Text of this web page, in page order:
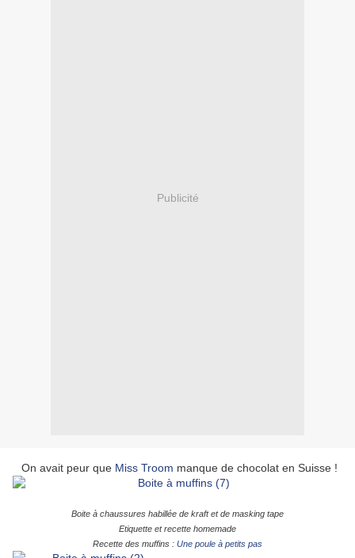
Publicité
On avait peur que Miss Troom manque de chocolat en Suisse !
Boite à chaussures habillée de kraft et de masking tape
Etiquette et recette homemade
Recette des muffins : Une poule à petits pas